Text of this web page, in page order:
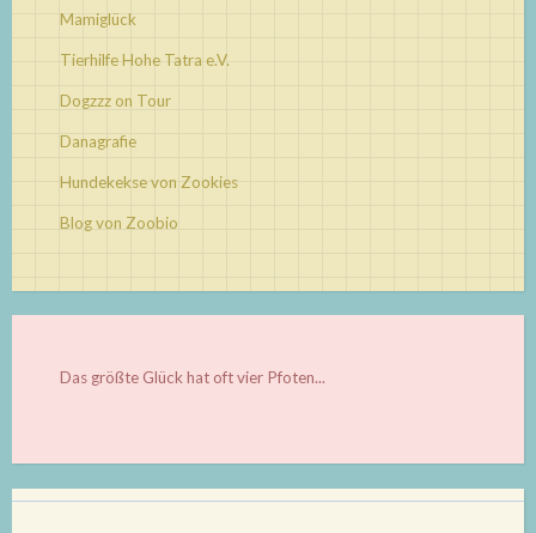
Mamiglück
Tierhilfe Hohe Tatra e.V.
Dogzzz on Tour
Danagrafie
Hundekekse von Zookies
Blog von Zoobio
Das größte Glück hat oft vier Pfoten...